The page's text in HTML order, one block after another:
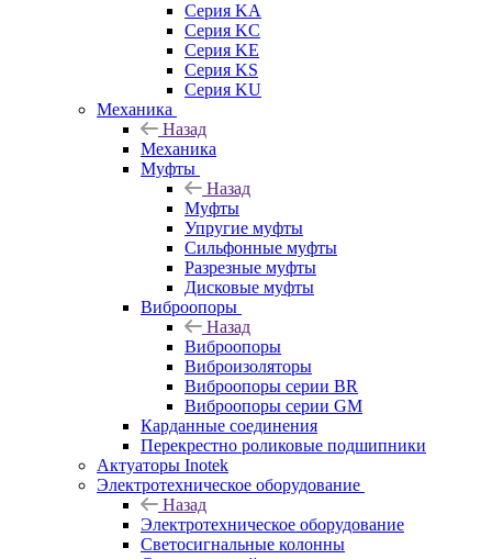
Серия KA
Серия KC
Серия KE
Серия KS
Серия KU
Механика
Назад
Механика
Муфты
Назад
Муфты
Упругие муфты
Сильфонные муфты
Разрезные муфты
Дисковые муфты
Виброопоры
Назад
Виброопоры
Виброизоляторы
Виброопоры серии BR
Виброопоры серии GM
Карданные соединения
Перекрестно роликовые подшипники
Актуаторы Inotek
Электротехническое оборудование
Назад
Электротехническое оборудование
Светосигнальные колонны